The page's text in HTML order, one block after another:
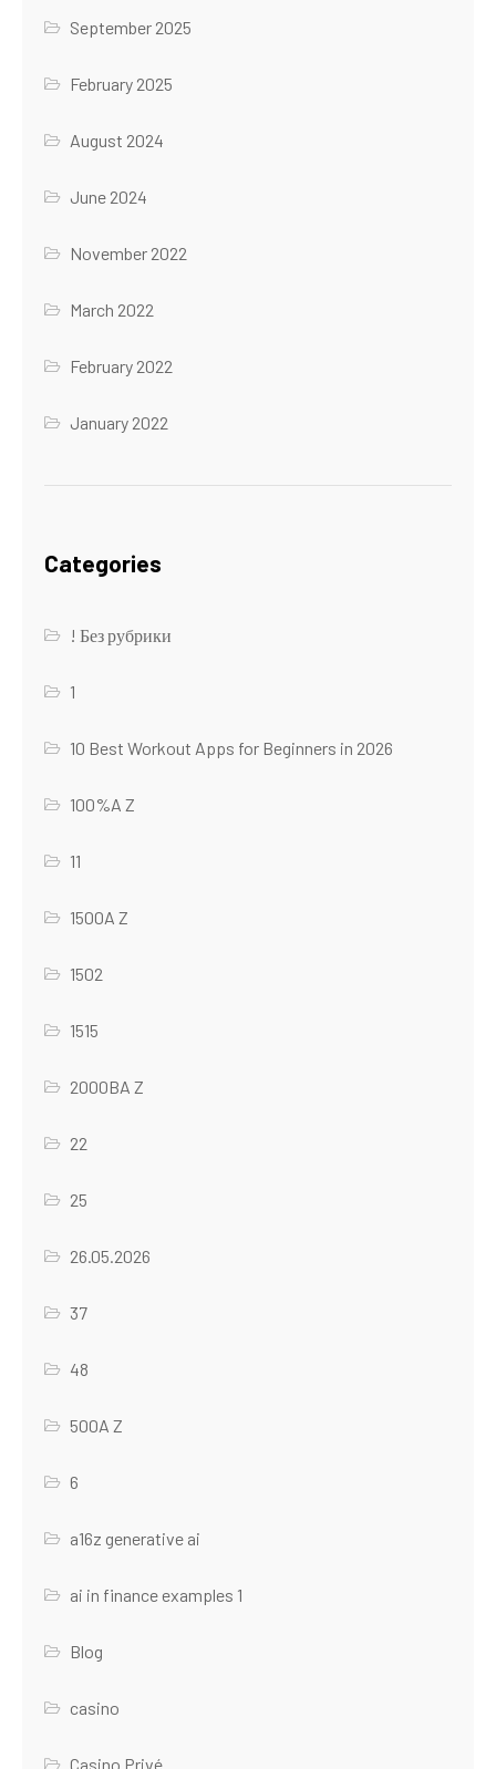
September 2025
February 2025
August 2024
June 2024
November 2022
March 2022
February 2022
January 2022
Categories
! Без рубрики
1
10 Best Workout Apps for Beginners in 2026
100%A Z
11
1500A Z
1502
1515
2000BA Z
22
25
26.05.2026
37
48
500A Z
6
a16z generative ai
ai in finance examples 1
Blog
casino
Casino Privé